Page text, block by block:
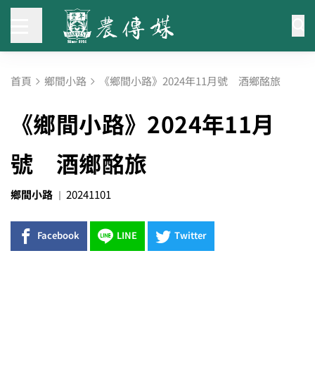
首頁 鄉間小路 《鄉間小路》2024年11月號 酒鄉酩旅
《鄉間小路》2024年11月
號 酒鄉酩旅
鄉間小路 20241101
Facebook LINE Twitter